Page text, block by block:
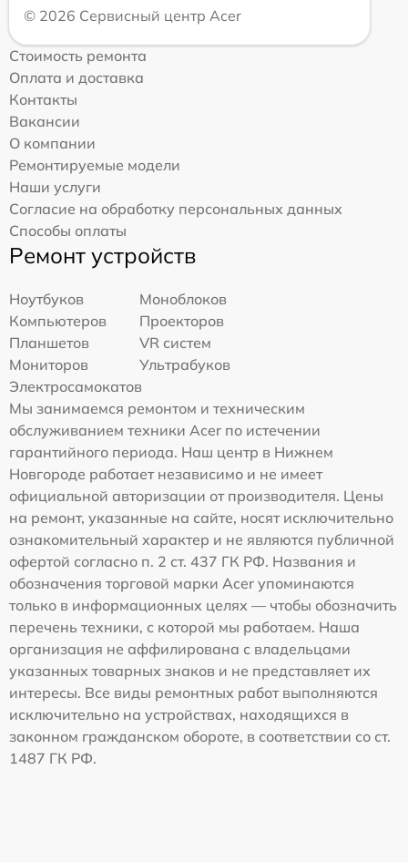
© 2026 Сервисный центр Acer
Стоимость ремонта
Оплата и доставка
Контакты
Вакансии
О компании
Ремонтируемые модели
Наши услуги
Согласие на обработку персональных данных
Способы оплаты
Ремонт устройств
Ноутбуков
Моноблоков
Компьютеров
Проекторов
Планшетов
VR систем
Мониторов
Ультрабуков
Электросамокатов
Мы занимаемся ремонтом и техническим
обслуживанием техники Acer по истечении
гарантийного периода. Наш центр в Нижнем
Новгороде работает независимо и не имеет
официальной авторизации от производителя. Цены
на ремонт, указанные на сайте, носят исключительно
ознакомительный характер и не являются публичной
офертой согласно п. 2 ст. 437 ГК РФ. Названия и
обозначения торговой марки Acer упоминаются
только в информационных целях — чтобы обозначить
перечень техники, с которой мы работаем. Наша
организация не аффилирована с владельцами
указанных товарных знаков и не представляет их
интересы. Все виды ремонтных работ выполняются
исключительно на устройствах, находящихся в
законном гражданском обороте, в соответствии со ст.
1487 ГК РФ.